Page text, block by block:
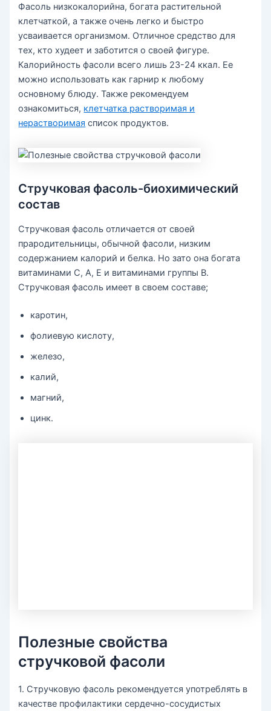
Фасоль низкокалорийна, богата растительной
клетчаткой, а также очень легко и быстро
усваивается организмом. Отличное средство для
тех, кто худеет и заботится о своей фигуре.
Калорийность фасоли всего лишь 23-24 ккал. Ее
можно использовать как гарнир к любому
основному блюду. Также рекомендуем
ознакомиться, клетчатка растворимая и
нерастворимая список продуктов.
Стручковая фасоль-биохимический
состав
Стручковая фасоль отличается от своей
прародительницы, обычной фасоли, низким
содержанием калорий и белка. Но зато она богата
витаминами С, А, Е и витаминами группы В.
Стручковая фасоль имеет в своем составе;
каротин,
фолиевую кислоту,
железо,
калий,
магний,
цинк.
Полезные свойства
стручковой фасоли
1. Стручковую фасоль рекомендуется употреблять в
качестве профилактики сердечно-сосудистых